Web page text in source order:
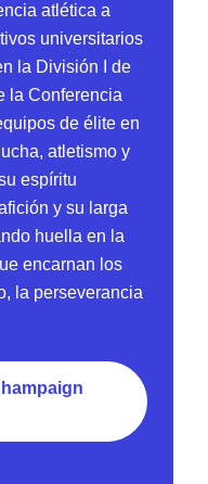
atlética a
universitarios
la División I de
la Conferencia
de élite en
atletismo y
espíritu
y su larga
huella en la
encarnan los
la perseverancia